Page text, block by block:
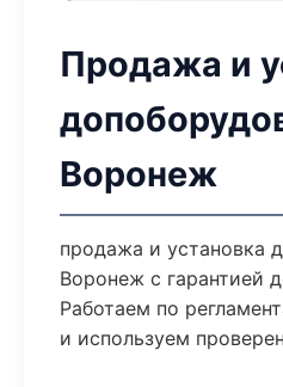
Продажа и
Воронеж
продажа и установка
Воронеж с гарантией
Работаем по
и используем